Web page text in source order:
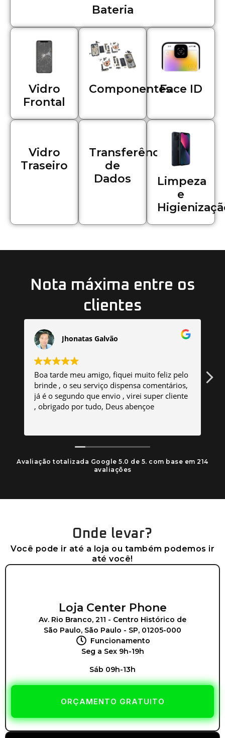
Bateria
Vidro
Frontal
ComponentesFace ID
Vidro
Traseiro
Transferência
de
Dados
Limpeza
e
Nota máxima entre os
clientes
Jhonatas Galvão
Boa tarde meu amigo, fiquei muito feliz pelo
brinde , o seu serviço dispensa comentários,
já é o segundo que envio , virei super cliente
, obrigado por tudo, Deus abençoe
Avaliação totalizada Google 5.0 de 5. com base em 214
avaliações
Onde levar?
Você pode ir até a loja ou também podemos ir
até você!
Loja Center Phone
Av. Rio Branco, 211 - Centro Histórico de
São Paulo, São Paulo - SP, 01205-000
Funcionamento
Seg a Sex 9h-19h
Sáb 09h-13h
ORÇAMENTO GRATUITO